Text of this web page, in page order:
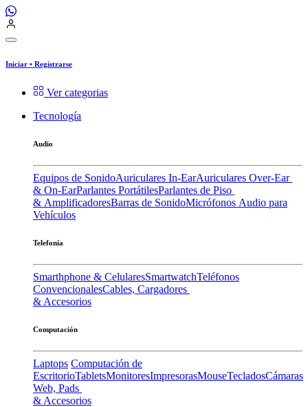
Iniciar • Registrarse
Ver categorias
Tecnología
Audio
Equipos de SonidoAuriculares In-EarAuriculares Over-Ear
& On-EarParlantes PortátilesParlantes de Piso
& AmplificadoresBarras de SonidoMicrófonos Audio para
Vehículos
Telefonía
Smarthphone & CelularesSmartwatchTeléfonos
ConvencionalesCables, Cargadores
& Accesorios
Computación
Laptops Computación de
EscritorioTabletsMonitoresImpresorasMouseTecladosCámaras
Web, Pads
& Accesorios